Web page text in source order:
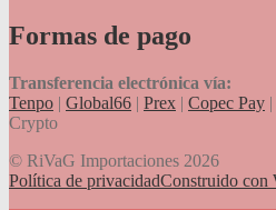
Formas de pago
Transferencia electrónica vía:
Tenpo | Global66 | Prex | Copec Pay |
Crypto
© RiVaG Importaciones 2026
Política de privacidadConstruido con